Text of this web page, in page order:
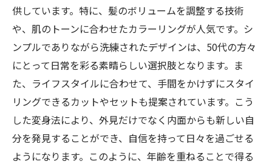
50代のトータルビューティーアプローチ
自分に合ったスタイルで内面も充実
理容室での変身から得られる新たな自信
高崎市の理容室で50代が望む新しいスタイルの
提案
50代におすすめの最新スタイルとは
新しい自分を見つけるスタイル提案
スタイル変更で気持ちをリフレッシュ
供しています。特に、髪のボリュームを調整する技術
や、肌のトーンに合わせたカラーリングが人気です。シ
ンプルでありながら洗練されたデザインは、50代の方々
にとって日常を彩る素晴らしい選択肢となります。ま
た、ライフスタイルに合わせて、手間をかけずにスタイ
リングできるカットやセットも提案されています。こう
した変身法により、外見だけでなく内面からも新しい自
分を発見することができ、自信を持って日々を過ごせる
ようになります。このように、年齢を重ねることで得る